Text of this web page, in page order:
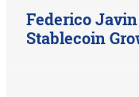
Federico
Stablecoin